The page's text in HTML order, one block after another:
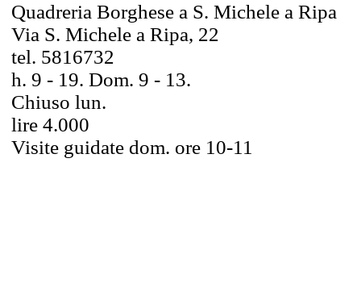
Quadreria Borghese a S. Michele a Ripa
Via S. Michele a Ripa, 22
tel. 5816732
h. 9 - 19. Dom. 9 - 13.
Chiuso lun.
lire 4.000
Visite guidate dom. ore 10-11